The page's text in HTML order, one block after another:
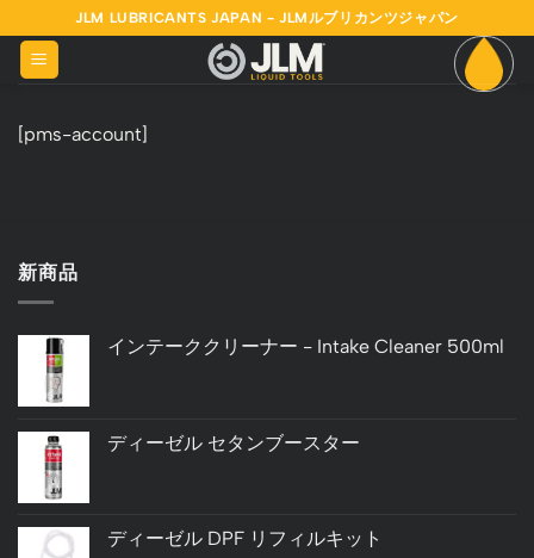
to
content
JLM LUBRICANTS JAPAN - JLMルブリカンツジャパン
[pms-account]
新商品
インテーククリーナー - Intake Cleaner 500ml
ディーゼル セタンブースター
ディーゼル DPF リフィルキット